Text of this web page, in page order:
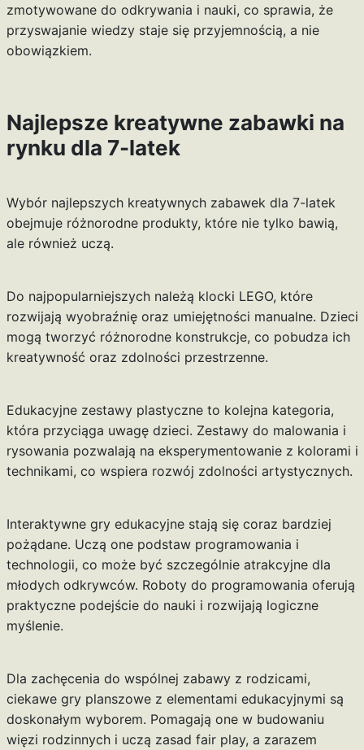
zmotywowane do odkrywania i nauki, co sprawia, że
przyswajanie wiedzy staje się przyjemnością, a nie
obowiązkiem.
Najlepsze kreatywne zabawki na
rynku dla 7-latek
Wybór najlepszych kreatywnych zabawek dla 7-latek
obejmuje różnorodne produkty, które nie tylko bawią,
ale również uczą.
Do najpopularniejszych należą klocki LEGO, które
rozwijają wyobraźnię oraz umiejętności manualne. Dzieci
mogą tworzyć różnorodne konstrukcje, co pobudza ich
kreatywność oraz zdolności przestrzenne.
Edukacyjne zestawy plastyczne to kolejna kategoria,
która przyciąga uwagę dzieci. Zestawy do malowania i
rysowania pozwalają na eksperymentowanie z kolorami i
technikami, co wspiera rozwój zdolności artystycznych.
Interaktywne gry edukacyjne stają się coraz bardziej
pożądane. Uczą one podstaw programowania i
technologii, co może być szczególnie atrakcyjne dla
młodych odkrywców. Roboty do programowania oferują
praktyczne podejście do nauki i rozwijają logiczne
myślenie.
Dla zachęcenia do wspólnej zabawy z rodzicami,
ciekawe gry planszowe z elementami edukacyjnymi są
doskonałym wyborem. Pomagają one w budowaniu
więzi rodzinnych i uczą zasad fair play, a zarazem